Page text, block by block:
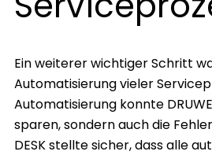
Ein weiterer wichtiger Schritt
Automatisierung vieler
Automatisierung konnte
sparen, sondern auch die
DESK stellte sicher, dass alle